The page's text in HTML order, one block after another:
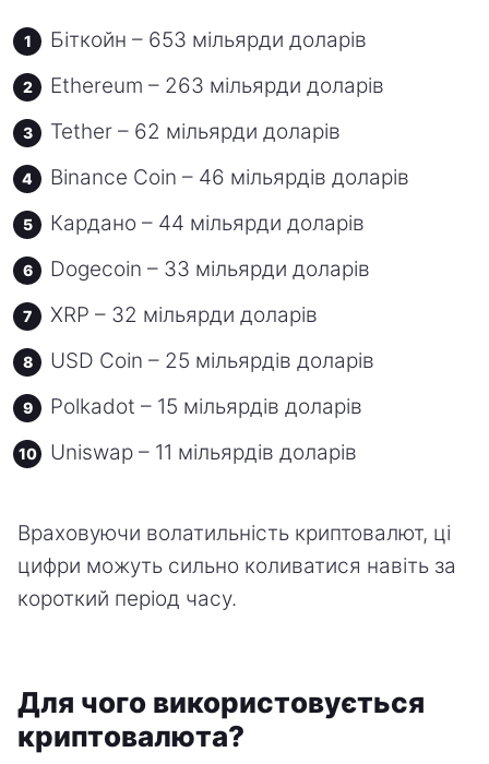
Біткойн – 653 мільярди доларів
Ethereum – 263 мільярди доларів
Tether – 62 мільярди доларів
Binance Coin – 46 мільярдів доларів
Кардано – 44 мільярди доларів
Dogecoin – 33 мільярди доларів
XRP – 32 мільярди доларів
USD Coin – 25 мільярдів доларів
Polkadot – 15 мільярдів доларів
Uniswap – 11 мільярдів доларів
Враховуючи волатильність криптовалют, ці
цифри можуть сильно коливатися навіть за
короткий період часу.
Для чого використовується
криптовалюта?